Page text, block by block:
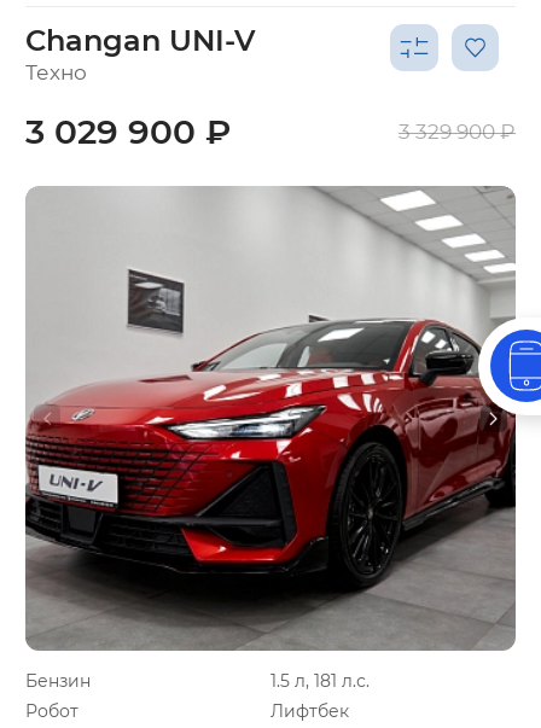
Changan UNI-V
Техно
Бензин
1.5 л, 181 л.с.
Робот
Лифтбек
3 029 900 ₽ 3 329 900 ₽